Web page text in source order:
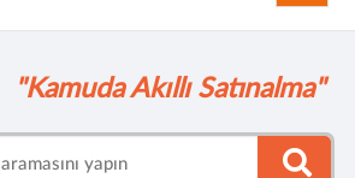
"Kamuda Akıllı Satınalma"